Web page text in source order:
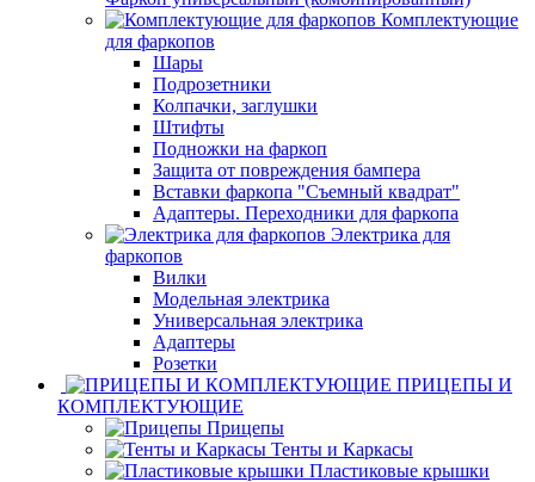
Комплектующие
для фаркопов
Шары
Подрозетники
Колпачки, заглушки
Штифты
Подножки на фаркоп
Защита от повреждения бампера
Вставки фаркопа "Съемный квадрат"
Адаптеры. Переходники для фаркопа
Электрика для
фаркопов
Вилки
Модельная электрика
Универсальная электрика
Адаптеры
Розетки
ПРИЦЕПЫ И
КОМПЛЕКТУЮЩИЕ
Прицепы
Тенты и Каркасы
Пластиковые крышки